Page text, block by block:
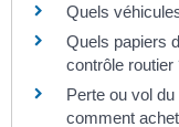
Quels
Quels papiers
contrôle routier
Perte ou vol
comment